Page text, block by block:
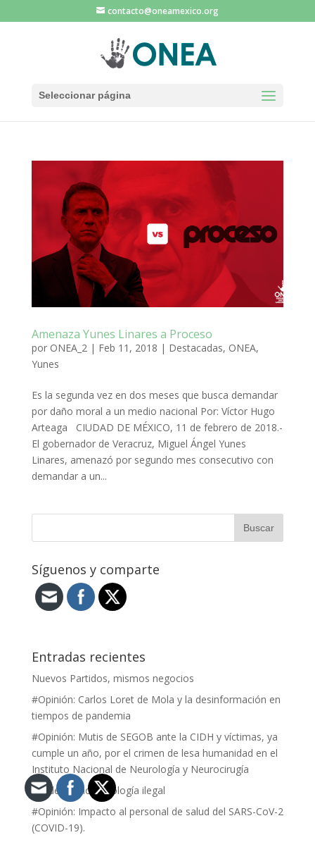
contacto@oneamexico.org
Seleccionar página
Amenaza Yunes Linares a Proceso
por ONEA_2| Feb 11, 2018 | Destacadas, ONEA,
Yunes
Es la segunda vez en dos meses que busca demandar
por daño moral a un medio nacional Por: Víctor Hugo
Arteaga CIUDAD DE MÉXICO, 11 de febrero de 2018.-
El gobernador de Veracruz, Miguel Ángel Yunes
Linares, amenazó por segundo mes consecutivo con
demandar a un...
Síguenos y comparte
Entradas recientes
Nuevos Partidos, mismos negocios
#Opinión: Carlos Loret de Mola y la desinformación en
tiempos de pandemia
#Opinión: Mutis de SEGOB ante la CIDH y víctimas, ya
cumple un año, por el crimen de lesa humanidad en el
Instituto Nacional de Neurología y Neurocirugía
Venden nanotecnología ilegal
#Opinión: Impacto al personal de salud del SARS-CoV-2
(COVID-19).